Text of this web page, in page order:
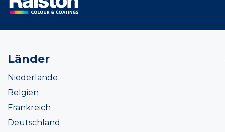
Länder
Niederlande
Belgien
Frankreich
Deutschland